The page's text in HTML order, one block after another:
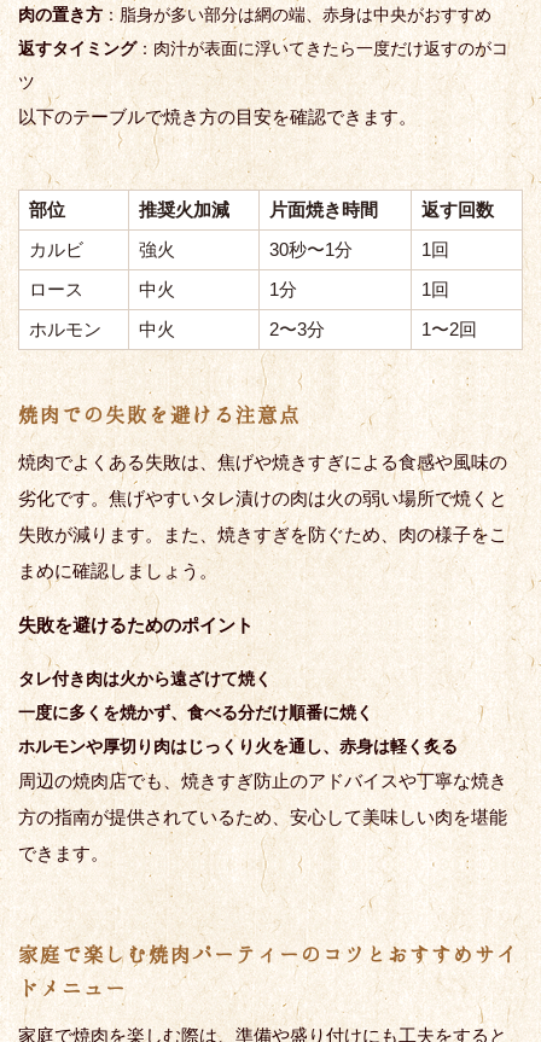
肉の置き方 ：脂身が多い部分は網の端、赤身は中央がおすすめ
返すタイミング：肉汁が表面に浮いてきたら一度だけ返すのがコ
ツ
以下のテーブルで焼き方の目安を確認できます。
部位 推奨火加減 片面焼き時間
返す回数
カルビ
強火 30秒〜1分
1回
ロース
中火 1分
1回
ホルモン
中火 2〜3分 1〜2回
焼肉での失敗を避ける注意点
焼肉でよくある失敗は、焦げや焼きすぎによる食感や風味の
劣化です。焦げやすいタレ漬けの肉は火の弱い場所で焼くと
失敗が減ります。また、焼きすぎを防ぐため、肉の様子をこ
まめに確認しましょう。
失敗を避けるためのポイント
タレ付き肉は火から遠ざけて焼く
一度に多くを焼かず、食べる分だけ順番に焼く
ホルモンや厚切り肉はじっくり火を通し、赤身は軽く炙る
周辺の焼肉店でも、焼きすぎ防止のアドバイスや丁寧な焼き
方の指南が提供されているため、安心して美味しい肉を堪能
できます。
家庭で楽しむ焼肉パーティーのコツとおすすめサイ
ドメニュー
家庭で焼肉を楽しむ際は、準備や盛り付けにも工夫をすると